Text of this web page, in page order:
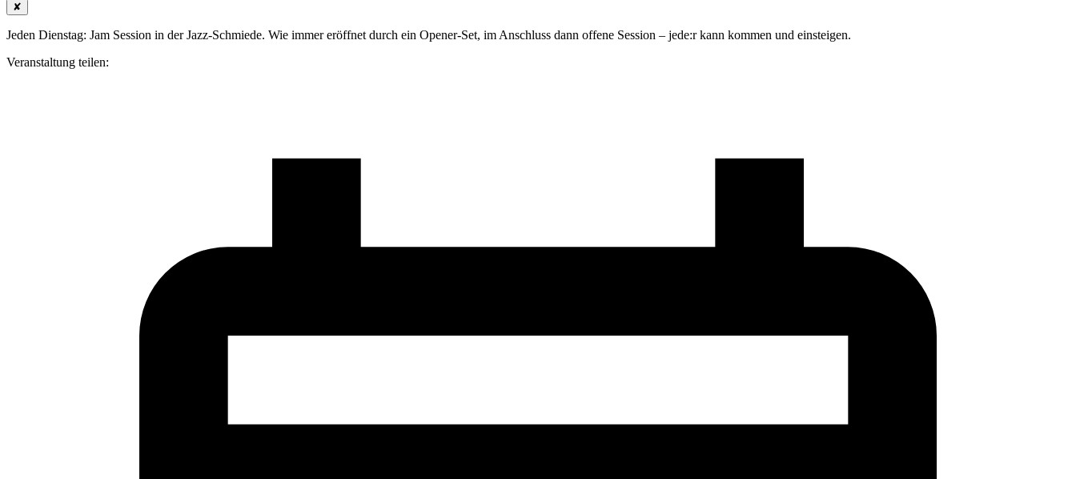
✘
Jeden Dienstag: Jam Session in der Jazz-Schmiede. Wie immer eröffnet durch ein Opener-Set, im Anschluss dann offene Session – jede:r kann kommen und einsteigen.
Veranstaltung teilen: